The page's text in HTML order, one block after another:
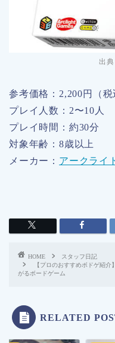
出典
参考価格：2,200円（税
プレイ人数：2〜10人
プレイ時間：約30分
対象年齢：8歳以上
メーカー： アークライ
HOME
スタッフ日記
【プロのおすすめボドゲ紹
がるボードゲーム
RELATED